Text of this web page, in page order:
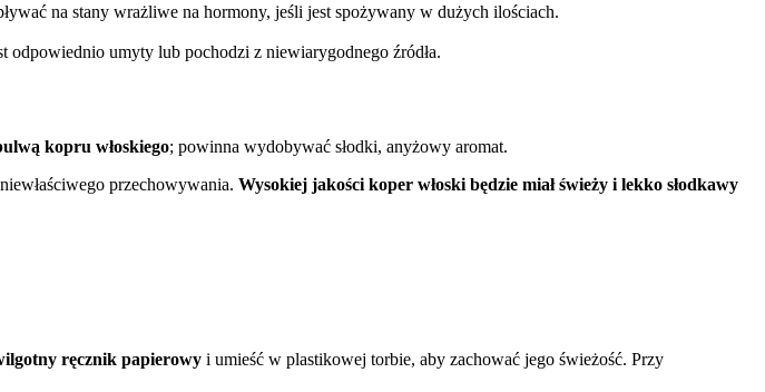
na stany wrażliwe na hormony, jeśli jest spożywany w dużych ilościach.
umyty lub pochodzi z niewiarygodnego źródła.
kopru włoskiego; powinna wydobywać słodki, anyżowy aromat.
przechowywania. Wysokiej jakości koper włoski będzie miał świeży i lekko słodkawy
ręcznik papierowy i umieść w plastikowej torbie, aby zachować jego świeżość. Przy